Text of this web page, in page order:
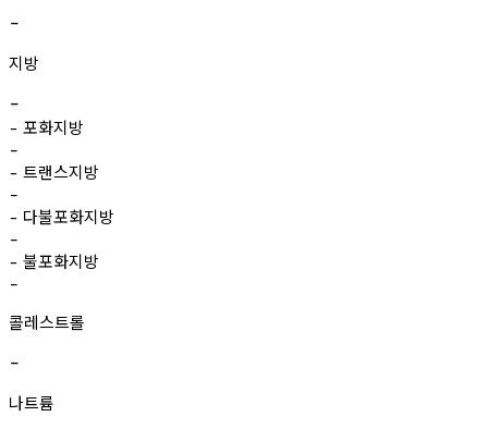
-
지방
-
- 포화지방
-
- 트랜스지방
-
- 다불포화지방
-
- 불포화지방
-
콜레스트롤
-
나트륨